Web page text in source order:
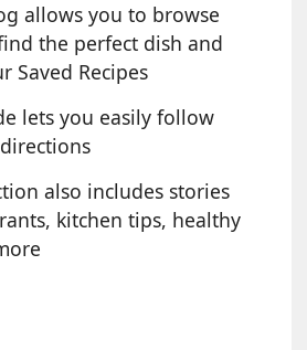
allows you to browse
the perfect dish and
Saved Recipes
lets you easily follow
also includes stories
kitchen tips, healthy